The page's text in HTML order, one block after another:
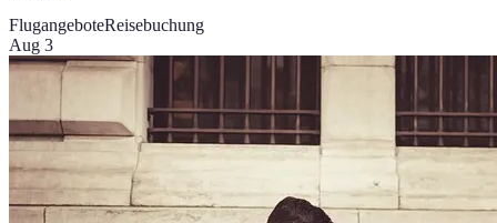
FlugangeboteReisebuchung
Aug 3